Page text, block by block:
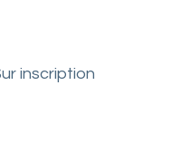
inscription